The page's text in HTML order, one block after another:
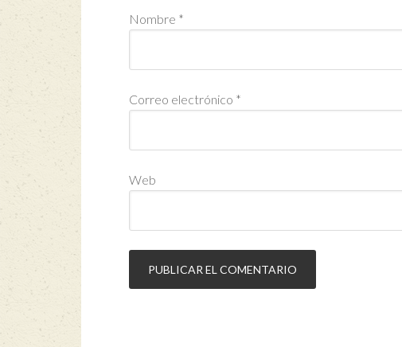
Nombre *
Correo electrónico *
Web